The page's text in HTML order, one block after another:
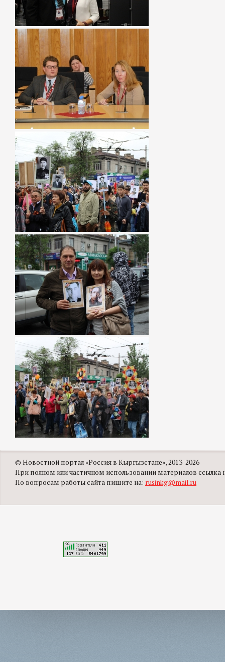
© Новостной портал «Россия в Кыргызстане», 2013-2026
При полном или частичном использовании материалов ссылка
По вопросам работы сайта пишите на: rusinkg@mail.ru